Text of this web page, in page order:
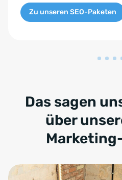
Zu unseren SEO-Paketen
Das sagen
über